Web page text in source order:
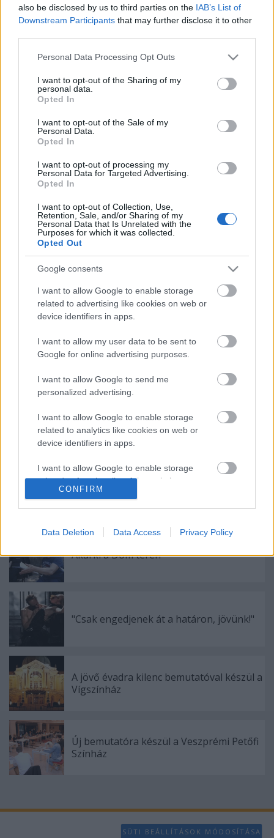
also be disclosed by us to third parties on the IAB’s List of
Downstream Participants that may further disclose it to other
Please note that this website/app uses one or more Google
not limited to your visit or usage behaviour. You may click to
grant or deny consent to Google and its third-party tags to
use your data for below specified purposes in below Google
consent section.
Personal Data Processing Opt Outs
I want to opt-out of the Sharing of my
personal data.
Opted In
I want to opt-out of the Sale of my
Personal Data.
Opted In
I want to opt-out of processing my
Personal Data for Targeted Advertising.
Opted In
I want to opt-out of Collection, Use,
Retention, Sale, and/or Sharing of my
Personal Data that Is Unrelated with the
Purposes for which it was collected.
Opted Out
Google consents
I want to allow Google to enable storage
related to advertising like cookies on web or
device identifiers in apps.
I want to allow my user data to be sent to
Google for online advertising purposes.
I want to allow Google to send me
personalized advertising.
I want to allow Google to enable storage
related to analytics like cookies on web or
device identifiers in apps.
I want to allow Google to enable storage
related to functionality of the website or app.
related to security, including authentication
functionality and fraud prevention, and other
user protection.
CONFIRM
Data Deletion Data Access Privacy Policy
JÚNIUS 10., SZOMBAT
11.00Asperján Györgydedikálja A Labancz Anna
gyilkosság c. új kötetét
Nevelési kisregény c. új kötetét
16.00Faludy György
JÚNIUS 11., VASÁRNAP
11.00 Nagy Bandó Andrásdedikálja Sosemvolt
Toscana c. új kötetét
14.00Tahi Tóth László
16.00 Kaiser Ottó: Határtalan irodalom c. új
kötetében szereplő határon túli magyar írók közül
többen is dedikálnak
18.00Salamon Gábor
dedikálja idézetgyűjteményeit
forrás: Alexandra Kiadó
fényképek: unnepikonyvhet.hu
Ajánlott bejegyzések:
Különleges találkozások Zsámbékon
Akárki a Dóm téren
"Csak engedjenek át a határon, jövünk!"
A jövő évadra kilenc bemutatóval készül a
Vígszínház
Új bemutatóra készül a Veszprémi Petőfi
Színház
SÜTI BEÁLLÍTÁSOK MÓDOSÍTÁSA